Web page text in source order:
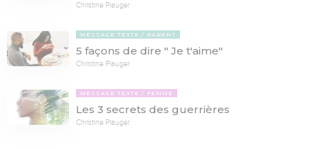
Christine Piauger
MESSAGE TEXTE PARENT
5 façons de dire " Je t'aime"
Christine Piauger
MESSAGE TEXTE FEMME
Les 3 secrets des guerrières
Christine Piauger